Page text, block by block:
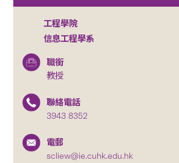
工程學院
信息工程學系
職銜
教授
聯絡電話
3943 8352
電郵
scliew@ie.cuhk.edu.hk